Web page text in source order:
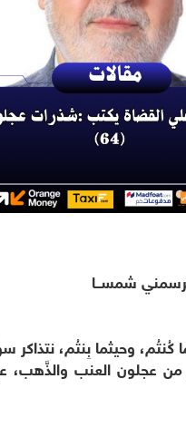
شمســا
كُنتُم، وحيثما بِنتُم،
عجلون العنب والذَّهب،